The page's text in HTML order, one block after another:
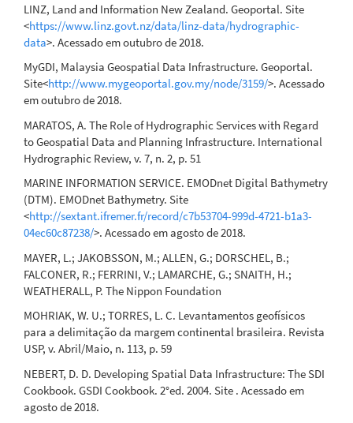
LINZ, Land and Information New Zealand. Geoportal. Site
<https://www.linz.govt.nz/data/linz-data/hydrographic-
data>. Acessado em outubro de 2018.
MyGDI, Malaysia Geospatial Data Infrastructure. Geoportal.
Site<http://www.mygeoportal.gov.my/node/3159/>. Acessado
em outubro de 2018.
MARATOS, A. The Role of Hydrographic Services with Regard
to Geospatial Data and Planning Infrastructure. International
Hydrographic Review, v. 7, n. 2, p. 51
MARINE INFORMATION SERVICE. EMODnet Digital Bathymetry
(DTM). EMODnet Bathymetry. Site
<http://sextant.ifremer.fr/record/c7b53704-999d-4721-b1a3-
04ec60c87238/>. Acessado em agosto de 2018.
MAYER, L.; JAKOBSSON, M.; ALLEN, G.; DORSCHEL, B.;
FALCONER, R.; FERRINI, V.; LAMARCHE, G.; SNAITH, H.;
WEATHERALL, P. The Nippon Foundation
MOHRIAK, W. U.; TORRES, L. C. Levantamentos geofísicos
para a delimitação da margem continental brasileira. Revista
USP, v. Abril/Maio, n. 113, p. 59
NEBERT, D. D. Developing Spatial Data Infrastructure: The SDI
Cookbook. GSDI Cookbook. 2°ed. 2004. Site . Acessado em
agosto de 2018.